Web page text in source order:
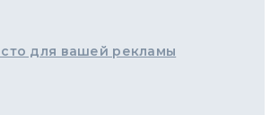
для вашей рекламы